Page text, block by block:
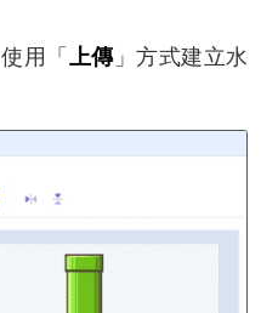
用「 上傳」方式建立水